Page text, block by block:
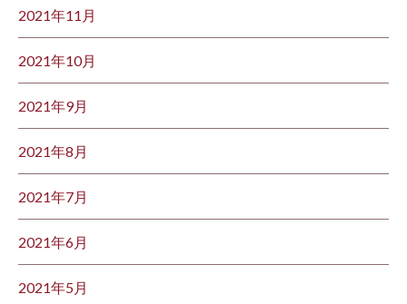
2021年11月
2021年10月
2021年9月
2021年8月
2021年7月
2021年6月
2021年5月